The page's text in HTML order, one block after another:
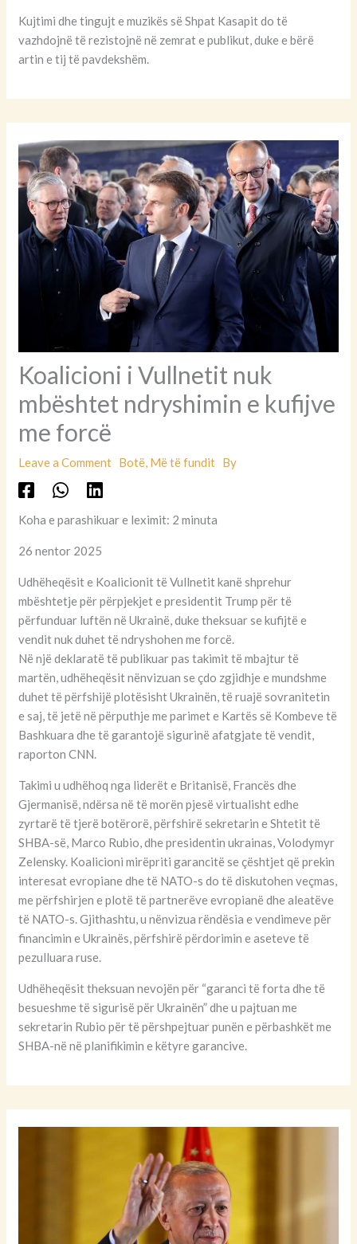
Kujtimi dhe tingujt e muzikës së Shpat Kasapit do të
vazhdojnë të rezistojnë në zemrat e publikut, duke e bërë
artin e tij të pavdekshëm.
Koalicioni i Vullnetit nuk
mbështet ndryshimin e kufijve
me forcë
Leave a Comment Botë, Më të fundit By
Koha e parashikuar e leximit: 2 minuta
26 nentor 2025
Udhëheqësit e Koalicionit të Vullnetit kanë shprehur
mbështetje për përpjekjet e presidentit Trump për të
përfunduar luftën në Ukrainë, duke theksuar se kufijtë e
vendit nuk duhet të ndryshohen me forcë.
Në një deklaratë të publikuar pas takimit të mbajtur të
martën, udhëheqësit nënvizuan se çdo zgjidhje e mundshme
duhet të përfshijë plotësisht Ukrainën, të ruajë sovranitetin
e saj, të jetë në përputhje me parimet e Kartës së Kombeve të
Bashkuara dhe të garantojë sigurinë afatgjate të vendit,
raporton CNN.
Takimi u udhëhoq nga liderët e Britanisë, Francës dhe
Gjermanisë, ndërsa në të morën pjesë virtualisht edhe
zyrtarë të tjerë botërorë, përfshirë sekretarin e Shtetit të
SHBA-së, Marco Rubio, dhe presidentin ukrainas, Volodymyr
Zelensky. Koalicioni mirëpriti garancitë se çështjet që prekin
interesat evropiane dhe të NATO-s do të diskutohen veçmas,
me përfshirjen e plotë të partnerëve evropianë dhe aleatëve
të NATO-s. Gjithashtu, u nënvizua rëndësia e vendimeve për
financimin e Ukrainës, përfshirë përdorimin e aseteve të
pezulluara ruse.
Udhëheqësit theksuan nevojën për “garanci të forta dhe të
besueshme të sigurisë për Ukrainën” dhe u pajtuan me
sekretarin Rubio për të përshpejtuar punën e përbashkët me
SHBA-në në planifikimin e këtyre garancive.